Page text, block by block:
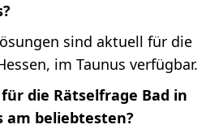
sind aktuell für die
im Taunus verfügbar.
die Rätselfrage Bad in
am beliebtesten?